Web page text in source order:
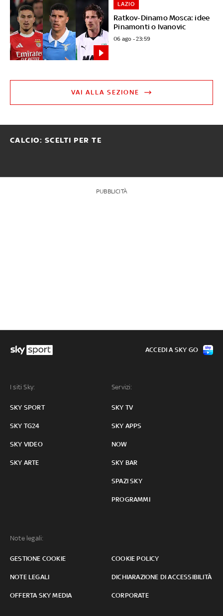
Ratkov-Dinamo Mosca: idee
Pinamonti o Ivanovic
LAZIO
06 ago - 23:59
VAI ALLA SEZIONE
CALCIO: SCELTI PER TE
PUBBLICITÀ
I siti Sky:
SKY SPORT
SKY TG24
SKY VIDEO
SKY ARTE
Servizi:
SKY TV
SKY APPS
NOW
SKY BAR
SPAZI SKY
PROGRAMMI
Note legali:
GESTIONE COOKIE COOKIE POLICY
NOTE LEGALI DICHIARAZIONE DI ACCESSIBILITÀ
OFFERTA SKY MEDIA CORPORATE
ACCEDI A SKY GO